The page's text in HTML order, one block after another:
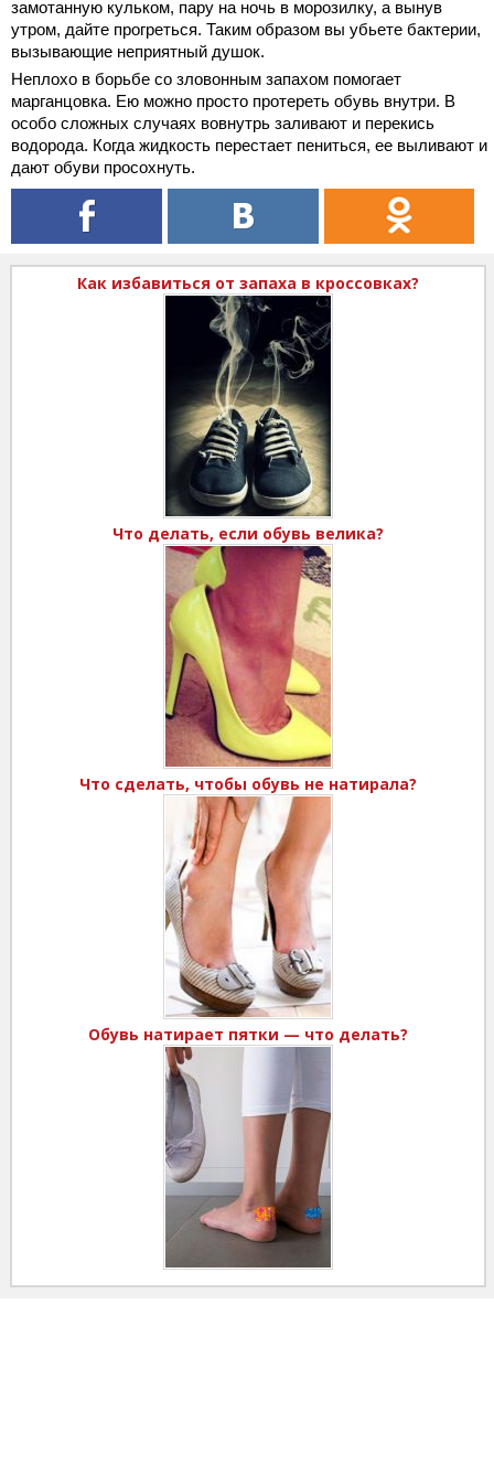
замотанную кульком, пару на ночь в морозилку, а вынув
утром, дайте прогреться. Таким образом вы убьете бактерии,
вызывающие неприятный душок.
Неплохо в борьбе со зловонным запахом помогает
марганцовка. Ею можно просто протереть обувь внутри. В
особо сложных случаях вовнутрь заливают и перекись
водорода. Когда жидкость перестает пениться, ее выливают и
дают обуви просохнуть.
Как избавиться от запаха в кроссовках?
Что делать, если обувь велика?
Что сделать, чтобы обувь не натирала?
Обувь натирает пятки — что делать?